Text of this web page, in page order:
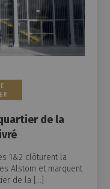
de la
1&2 clôturent la
Alstom et marquent
de la […]